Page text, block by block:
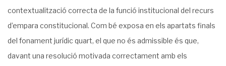
contextualització correcta de la funció institucional del recurs
d’empara constitucional. Com bé exposa en els apartats finals
del fonament jurídic quart, el que no és admissible és que,
davant una resolució motivada correctament amb els